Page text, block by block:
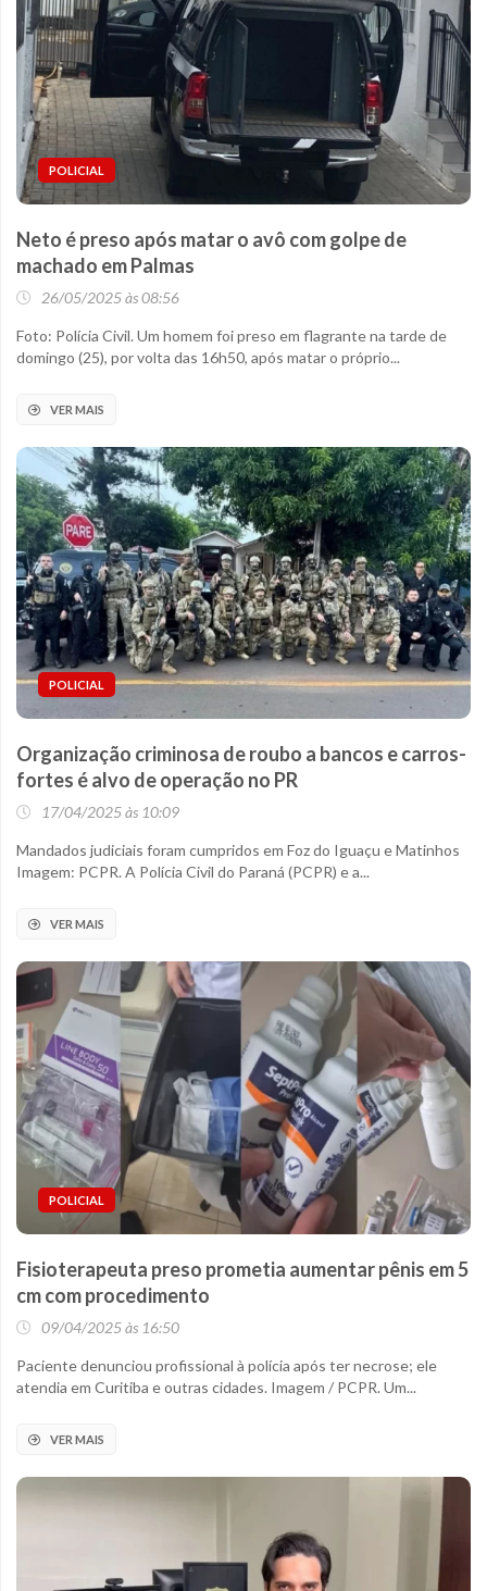
POLICIAL
Neto é preso após matar o avô com golpe de
machado em Palmas
26/05/2025 às 08:56
Foto: Polícia Civil. Um homem foi preso em flagrante na tarde de
domingo (25), por volta das 16h50, após matar o próprio...
VER MAIS
POLICIAL
Organização criminosa de roubo a bancos e carros-
fortes é alvo de operação no PR
17/04/2025 às 10:09
Mandados judiciais foram cumpridos em Foz do Iguaçu e Matinhos
Imagem: PCPR. A Polícia Civil do Paraná (PCPR) e a...
VER MAIS
POLICIAL
Fisioterapeuta preso prometia aumentar pênis em 5
cm com procedimento
09/04/2025 às 16:50
Paciente denunciou profissional à polícia após ter necrose; ele
atendia em Curitiba e outras cidades. Imagem / PCPR. Um...
VER MAIS